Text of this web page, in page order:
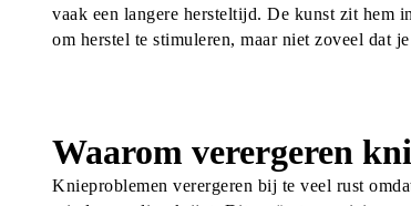
vaak een langere hersteltijd. De kunst zit hem
om herstel te stimuleren, maar niet zoveel dat
Waarom verergeren
Knieproblemen verergeren bij te veel rust